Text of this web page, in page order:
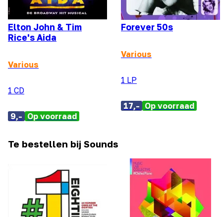
Elton John & Tim
Rice's Aida
Various
1 CD
9,- Op voorraad
Forever 50s
Various
1 LP
17,- Op voorraad
Te bestellen bij Sounds